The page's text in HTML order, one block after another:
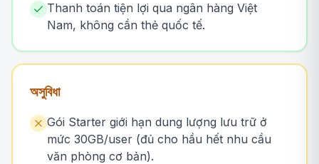
Thanh toán tiện lợi qua ngân hàng Việt
Nam, không cần thẻ quốc tế.
অসুবিধা
Gói Starter giới hạn dung lượng lưu trữ ở
mức 30GB/user (đủ cho hầu hết nhu cầu
văn phòng cơ bản).